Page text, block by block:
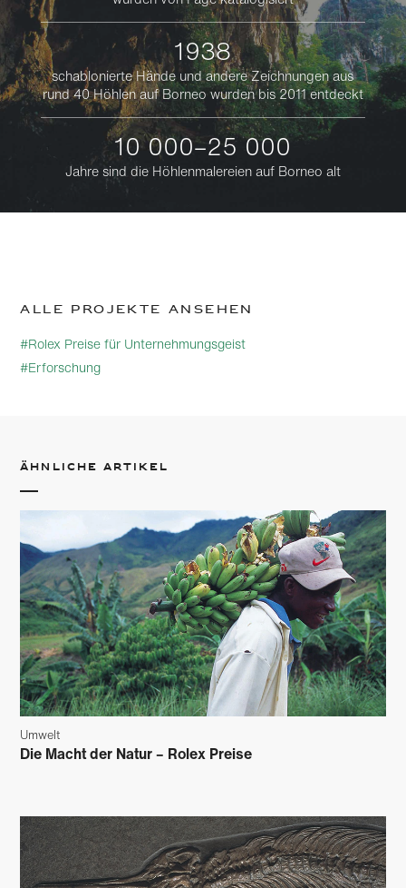
1938
schablonierte Hände und andere Zeichnungen aus
rund 40 Höhlen auf Borneo wurden bis 2011 entdeckt
10 000–25 000
Jahre sind die Höhlenmalereien auf Borneo alt
Alle Projekte ansehen
#Rolex Preise für Unternehmungsgeist
#Erforschung
Ähnliche Artikel
Umwelt
Die Macht der Natur – Rolex Preise